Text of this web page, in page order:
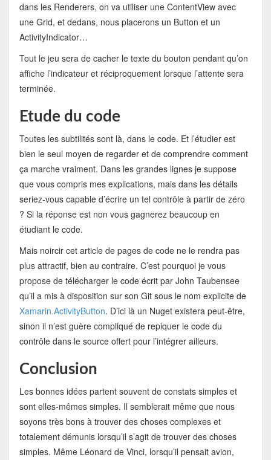
dans les Renderers, on va utiliser une ContentView avec
une Grid, et dedans, nous placerons un Button et un
ActivityIndicator…
Tout le jeu sera de cacher le texte du bouton pendant qu’on
affiche l’indicateur et réciproquement lorsque l’attente sera
terminée.
Etude du code
Toutes les subtilités sont là, dans le code. Et l’étudier est
bien le seul moyen de regarder et de comprendre comment
ça marche vraiment. Dans les grandes lignes je suppose
que vous compris mes explications, mais dans les détails
seriez-vous capable d’écrire un tel contrôle à partir de zéro
? Si la réponse est non vous gagnerez beaucoup en
étudiant le code.
Mais noircir cet article de pages de code ne le rendra pas
plus attractif, bien au contraire. C’est pourquoi je vous
propose de télécharger le code écrit par John Taubensee
qu’il a mis à disposition sur son Git sous le nom explicite de
Xamarin.ActivityButton. D’ici là un Nuget existera peut-être,
sinon il n’est guère compliqué de repiquer le code du
contrôle dans le source offert pour l’intégrer ailleurs.
Conclusion
Les bonnes idées partent souvent de constats simples et
sont elles-mêmes simples. Il semblerait même que nous
soyons très bons à trouver des choses complexes et
totalement démunis lorsqu’il s’agit de trouver des choses
simples. Même Léonard de Vinci, lorsqu’il pensait avion,